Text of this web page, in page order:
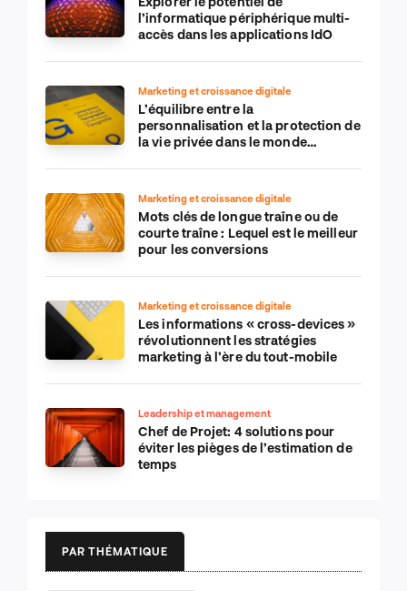
l’informatique périphérique multi-
accès dans les applications IdO
Marketing et croissance digitale
L’équilibre entre la
personnalisation et la protection de
la vie privée dans le monde
Marketing et croissance digitale
Mots clés de longue traîne ou de
courte traîne : Lequel est le meilleur
pour les conversions
Marketing et croissance digitale
Les informations « cross-devices »
révolutionnent les stratégies
marketing à l’ère du tout-mobile
Leadership et management
Chef de Projet: 4 solutions pour
éviter les pièges de l’estimation de
temps
PAR THÉMATIQUE